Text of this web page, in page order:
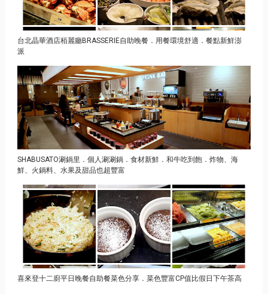
台北晶華酒店栢麗廳BRASSERIE自助晚餐．用餐環境舒適．餐點新鮮澎
派
SHABUSATO涮鍋里．個人涮涮鍋．食材新鮮．和牛吃到飽．炸物、海
鮮、火鍋料、水果及甜品也超豐富
喜來登十二廚平日晚餐自助餐菜色分享．菜色豐富CP值比假日下午茶高